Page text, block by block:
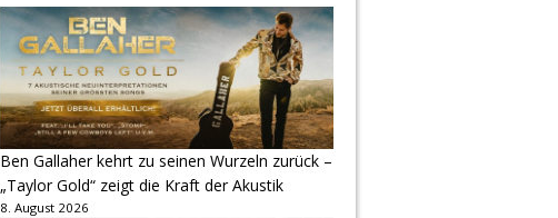
Ben Gallaher kehrt zu seinen Wurzeln zurück –
„Taylor Gold“ zeigt die Kraft der Akustik
8. August 2026